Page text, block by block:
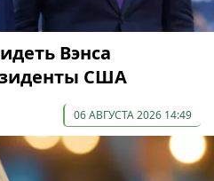
Вэнса
США
06 АВГУСТА 2026 14:49